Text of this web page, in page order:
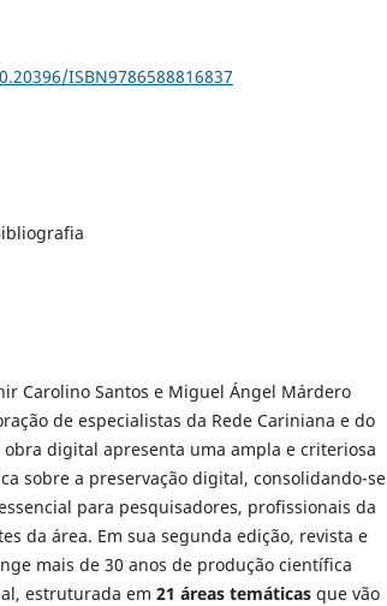
ISBN9786588816837
Carolino Santos e Miguel Ángel Márdero
de especialistas da Rede Cariniana e do
obra digital apresenta uma ampla e criteriosa
sobre a preservação digital, consolidando-se
para pesquisadores, profissionais da
da área. Em sua segunda edição, revista e
mais de 30 anos de produção científica
estruturada em 21 áreas temáticas que vão